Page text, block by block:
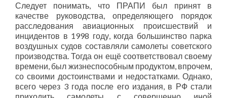
Следует понимать, что ПРАПИ был принят в
качестве руководства, определяющего порядок
расследования авиационных происшествий и
инцидентов в 1998 году, когда большинство парка
воздушных судов составляли самолеты советского
производства. Тогда он ещё соответствовал своему
времени, был жизнеспособным продуктом, впрочем,
со своими достоинствами и недостатками. Однако,
всего через 3 года после его издания, в РФ стали